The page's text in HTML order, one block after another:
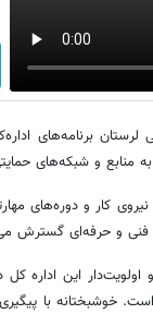
لرستان برنامه‌های
منابع و شبکه‌های
نیروی کار و دوره‌های
و حرفه‌ای گسترش
این اداره
خوشبختانه با